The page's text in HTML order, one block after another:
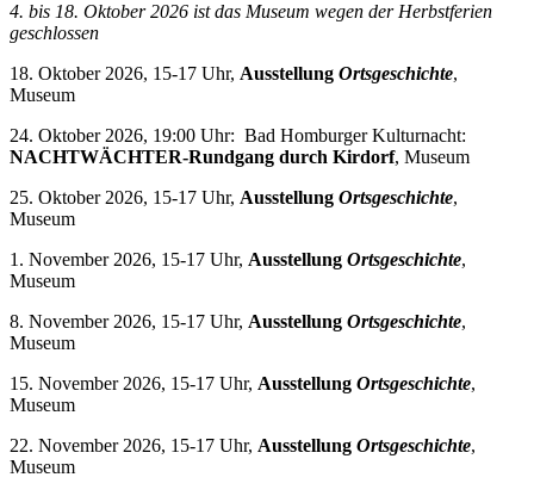
4. bis 18. Oktober 2026 ist das Museum wegen der Herbstferien
geschlossen
18. Oktober 2026, 15-17 Uhr, Ausstellung Ortsgeschichte,
Museum
24. Oktober 2026, 19:00 Uhr: Bad Homburger Kulturnacht:
NACHTWÄCHTER-Rundgang durch Kirdorf, Museum
25. Oktober 2026, 15-17 Uhr, Ausstellung Ortsgeschichte,
Museum
1. November 2026, 15-17 Uhr, Ausstellung Ortsgeschichte,
Museum
8. November 2026, 15-17 Uhr, Ausstellung Ortsgeschichte,
Museum
15. November 2026, 15-17 Uhr, Ausstellung Ortsgeschichte,
Museum
22. November 2026, 15-17 Uhr, Ausstellung Ortsgeschichte,
Museum